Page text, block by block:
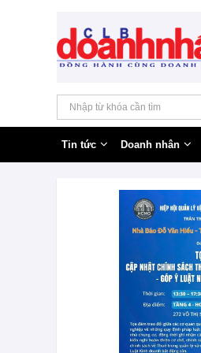
Tin tức Doanh nhân